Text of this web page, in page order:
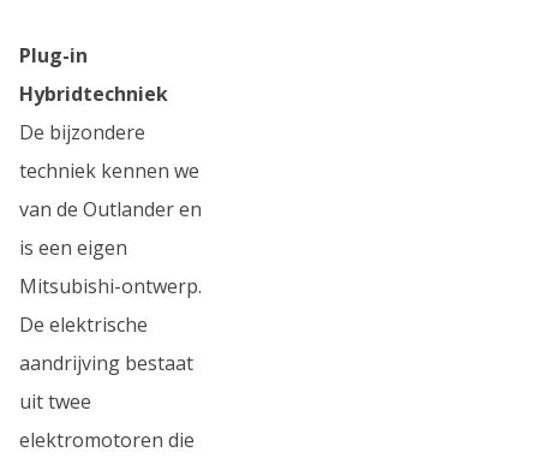
Plug-in
Hybridtechniek
De bijzondere
techniek kennen we
van de Outlander en
is een eigen
Mitsubishi-ontwerp.
De elektrische
aandrijving bestaat
uit twee
elektromotoren die